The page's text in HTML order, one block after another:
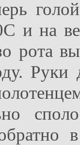
и на
рота
Руки